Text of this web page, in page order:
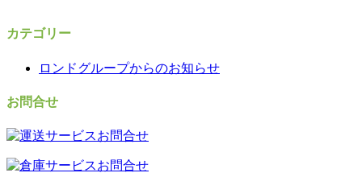
カテゴリー
ロンドグループからのお知らせ
お問合せ